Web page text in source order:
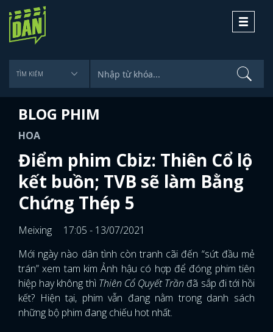
Toggle
BLOG PHIM
HOA
Điểm phim Cbiz: Thiên Cổ lộ
kết buồn; TVB sẽ làm Bằng
Chứng Thép 5
Meixing
17:05 - 13/07/2021
Mới ngày nào dân tình còn tranh cãi đến “sứt đầu mẻ
trán” xem tam kim Ảnh hậu có hợp để đóng phim tiên
hiệp hay không thì Thiên Cổ Quyết Trần đã sắp đi tới hồi
kết? Hiện tại, phim vẫn đang nằm trong danh sách
những bộ phim đang chiếu hot nhất.